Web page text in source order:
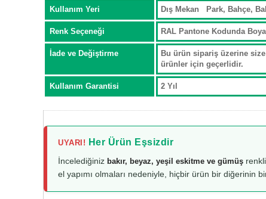
Kullanım Yeri Dış Mekan Park, Bahçe,
Renk Seçeneği RAL Pantone Kodunda
İade ve Değiştirme
Bu ürün sipariş üzerine
ürünler için geçerlidir.
Kullanım Garantisi 2 Yıl
UYARI! Her Ürün Eşsizdir
İncelediğiniz bakır, beyaz, yeşil eskitme ve gümüş
el yapımı olmaları nedeniyle, hiçbir ürün bir diğerinin